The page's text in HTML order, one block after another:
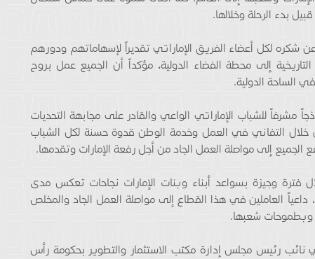
بدء الرحلة وخلالها.
لكل أعضاء الفريق الإماراتي تقديراً لإسهاماتهم ودورهم
إلى محطة الفضاء الدولية، مؤكداً أن الجميع عمل بروح
الساحة الدولية.
للشباب الإماراتي الواعي والقادر على مجابهة التحديات
خلال التفاني في العمل وخدمة الوطن قدوة حسنة لكل الشباب
الجميع إلى مواصلة العمل الجاد من أجل رفعة الإمارات وتقدمها.
وجيزة بسواعد أبناء وبنات الإمارات نجاحات تعكس مدى
داعياً العاملين في هذا القطاع إلى مواصلة العمل الجاد والمخلص
وبطموحات شعبها.
رئيس مجلس إدارة مكتب الاستثمار والتطوير بحكومة رأس